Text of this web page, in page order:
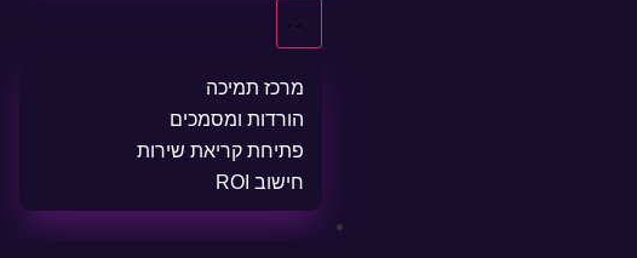
מרכז תמיכה
הורדות ומסמכים
פתיחת קריאת שירות
חישוב ROI